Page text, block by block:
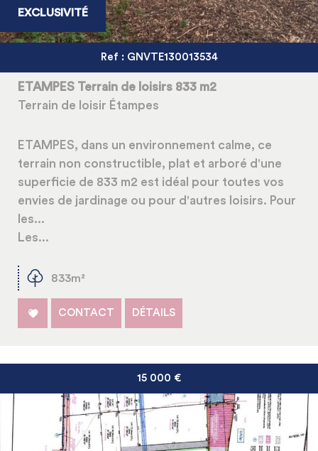
EXCLUSIVITÉ
Ref : GNVTE130013534
ETAMPES Terrain de loisirs 833 m2
Terrain de loisir Étampes
ETAMPES, dans un environnement calme, ce
terrain non constructible, plat et arboré d'une
superficie de 833 m2 est idéal pour toutes vos
envies de jardinage ou pour d'autres loisirs. Pour
les...
Les...
833m²
CONTACT DÉTAILS
15 000 €